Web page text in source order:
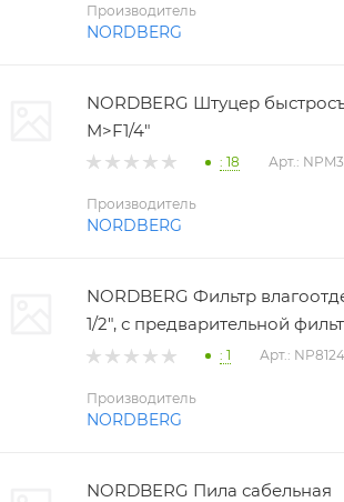
Производитель
NORDBERG
NORDBERG Штуцер
M>F1/4"
: 18 Арт.:
Производитель
NORDBERG
NORDBERG Фильтр
1/2", с предварительной
: 1 Арт.: NP8124
Производитель
NORDBERG
NORDBERG Пила сабельная